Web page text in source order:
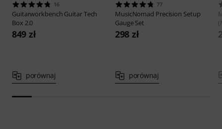
16
Guitarworkbench Guitar Tech
Box 2.0
849 zł
porównaj
77
MusicNomad Precision Setup
Gauge Set
298 zł
porównaj